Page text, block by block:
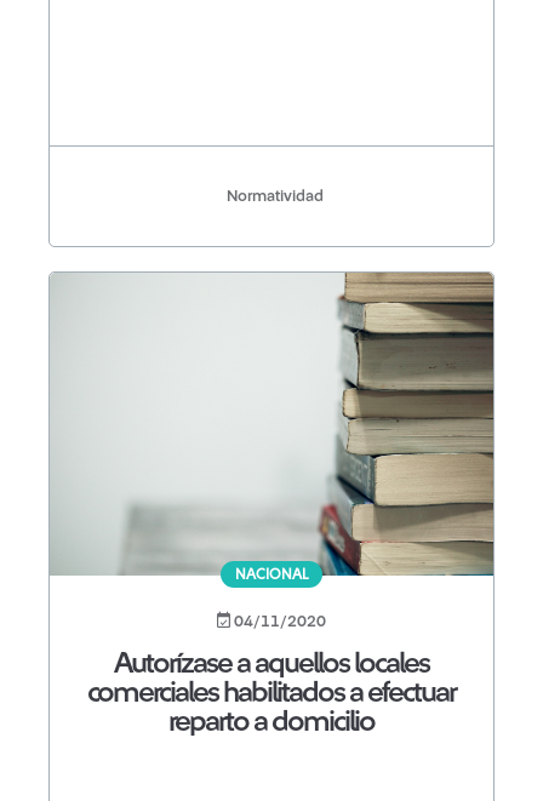
Normatividad
NACIONAL
04/11/2020
Autorízase a aquellos locales
comerciales habilitados a efectuar
reparto a domicilio